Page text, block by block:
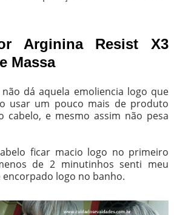
Arginina Resist X3
Massa
dá aquela emoliencia logo que
usar um pouco mais de produto
cabelo, e mesmo assim não pesa
ficar macio logo no primeiro
de 2 minutinhos senti meu
encorpado logo no banho.